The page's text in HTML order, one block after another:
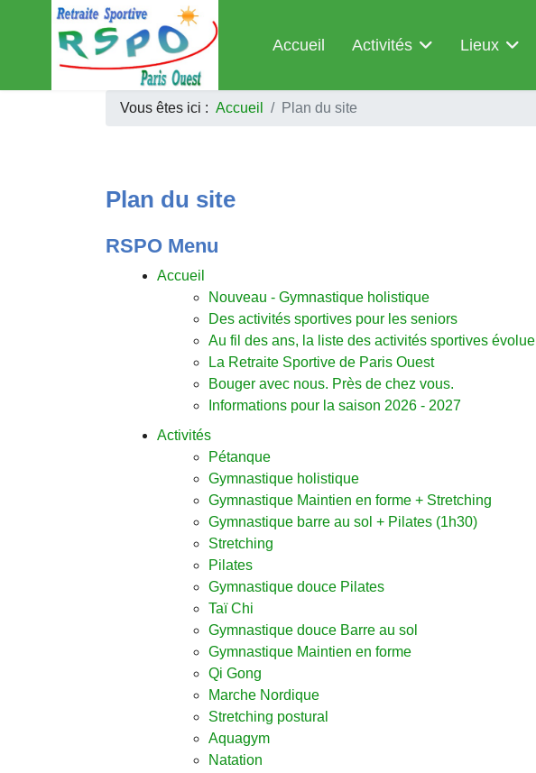
Accueil Activités Lieux
Vous êtes ici : Accueil Plan du site
Plan du site
RSPO Menu
Accueil
Nouveau - Gymnastique holistique
Des activités sportives pour les seniors
Au fil des ans, la liste des activités sportives évolue
La Retraite Sportive de Paris Ouest
Bouger avec nous. Près de chez vous.
Informations pour la saison 2026 - 2027
Activités
Pétanque
Gymnastique holistique
Gymnastique Maintien en forme + Stretching
Gymnastique barre au sol + Pilates (1h30)
Stretching
Pilates
Gymnastique douce Pilates
Taï Chi
Gymnastique douce Barre au sol
Gymnastique Maintien en forme
Qi Gong
Marche Nordique
Stretching postural
Aquagym
Natation